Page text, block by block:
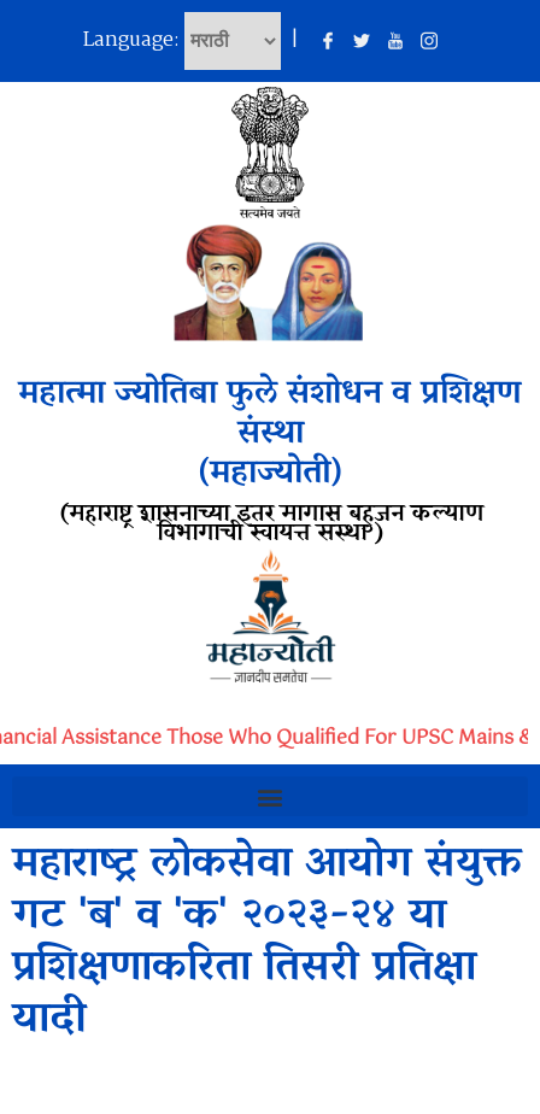
Language: |
महात्मा ज्योतिबा फुले संशोधन व प्रशिक्षण
संस्था
(महाज्योती)
(महाराष्ट्र शासनाच्या इतर मागास बहुजन कल्याण
विभागाची स्वायत्त संस्था )
Assistance Those Who Qualified For UPSC Mains &
महाराष्ट्र लोकसेवा आयोग संयुक्त
गट 'ब' व 'क' २०२३-२४ या
प्रशिक्षणाकरिता तिसरी प्रतिक्षा
यादी